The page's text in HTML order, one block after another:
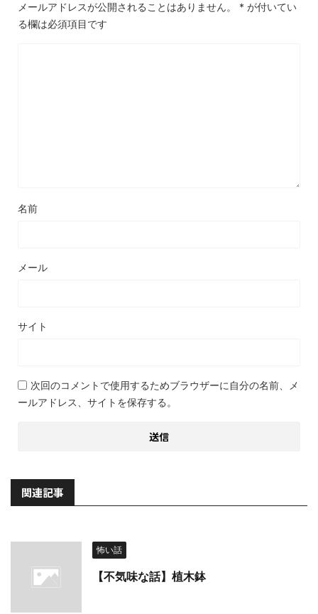
メールアドレスが公開されることはありません。 * が付いてい
る欄は必須項目です
名前
メール
サイト
次回のコメントで使用するためブラウザーに自分の名前、メ
ールアドレス、サイトを保存する。
関連記事
怖い話
【不気味な話】植木鉢